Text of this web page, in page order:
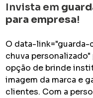
Invista em
para empresa!
O data-link="guarda-
chuva
opção de brinde
imagem da marca e
clientes. Com a